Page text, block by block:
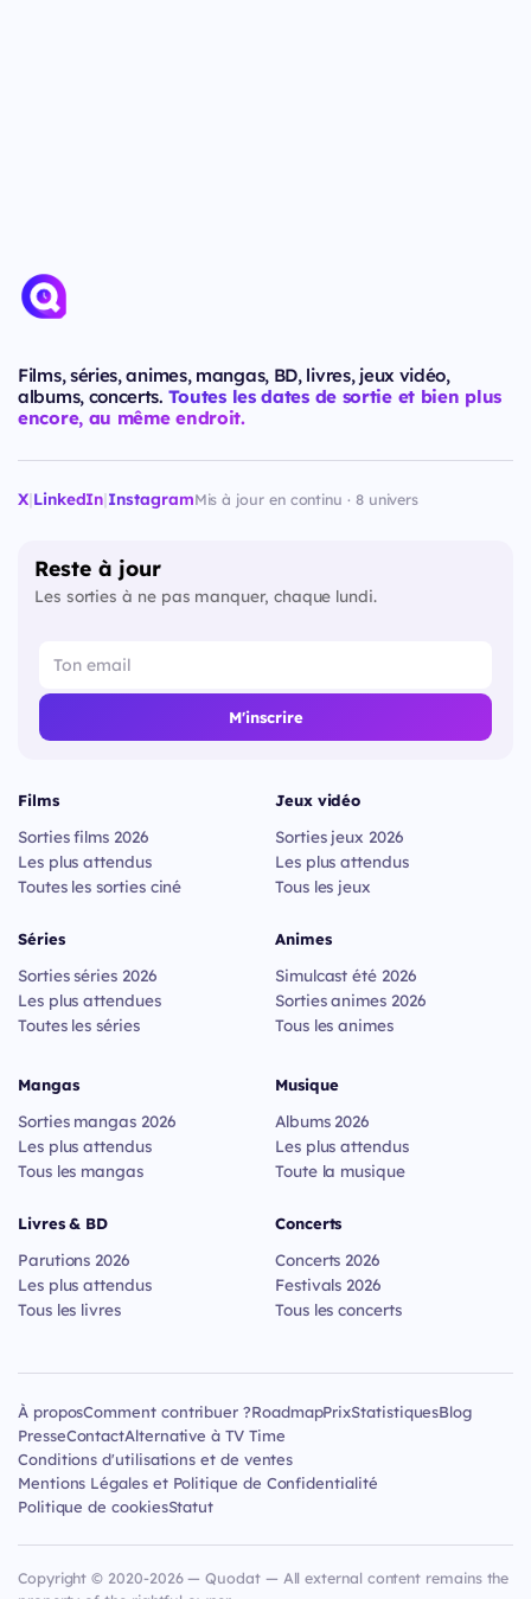
Films, séries, animes, mangas, BD, livres, jeux vidéo,
albums, concerts. Toutes les dates de sortie et bien plus
encore, au même endroit.
X|LinkedIn|InstagramMis à jour en continu · 8 univers
Reste à jour
Les sorties à ne pas manquer, chaque lundi.
M'inscrire
Films
Sorties films 2026
Les plus attendus
Toutes les sorties ciné
Séries
Sorties séries 2026
Les plus attendues
Toutes les séries
Jeux vidéo
Sorties jeux 2026
Les plus attendus
Tous les jeux
Animes
Simulcast été 2026
Sorties animes 2026
Tous les animes
Mangas
Sorties mangas 2026
Les plus attendus
Tous les mangas
Livres & BD
Parutions 2026
Les plus attendus
Tous les livres
Musique
Albums 2026
Les plus attendus
Toute la musique
Concerts
Concerts 2026
Festivals 2026
Tous les concerts
À proposComment contribuer ?RoadmapPrixStatistiquesBlog
PresseContactAlternative à TV Time
Conditions d'utilisations et de ventes
Mentions Légales et Politique de Confidentialité
Politique de cookiesStatut
Copyright © 2020-2026 — Quodat — All external content remains the